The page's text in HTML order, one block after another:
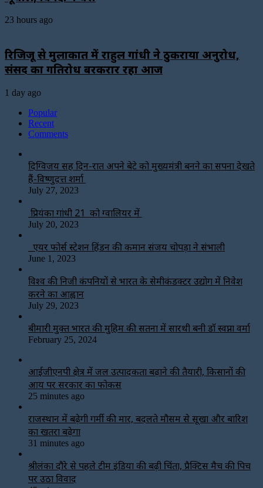
23 hours ago
रिजिजू से मुलाकात में राहुल गांधी ने ठुकराया अनुरोध,
संसद का गतिरोध बरकरार रहा आज
1 day ago
Popular
Recent
Comments
दिग्विजय सिंह दिन-रात अपने बेटे को मुख्यमंत्री बनने का सपना देखते
हैं-विष्णुदत्त शर्मा
July 27, 2023
प्रियंका गांधी 21 को ग्वालियर में
July 20, 2023
एयर फोर्स स्टेशन हिंडन की कमान संजय चोपड़ा ने संभाली
June 1, 2023
विश्‍व की निजी कंपनियों से भारत के सेमीकंडक्टर उद्योग में निवेश
करने का आह्वान
July 29, 2023
बीमारी मुक्त भारत की मुहिम की सतना में सारथी बनी डाॅ स्वप्ना वर्मा
February 25, 2024
आईजीएनपी क्षेत्र में जल उत्पादकता बढ़ाने की तैयारी, किसानों की
आय पर सरकार का फोकस
25 minutes ago
राजस्थान में बढ़ेगी गर्मी की मार, बदलते मौसम से सूखा और बारिश
का खतरा बढ़ेगा
31 minutes ago
श्रीलंका दौरे से पहले टीम इंडिया की बढ़ी चिंता, प्रैक्टिस मैच की पिच
पर उठा विवाद